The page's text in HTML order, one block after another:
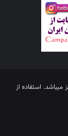
استفاده از